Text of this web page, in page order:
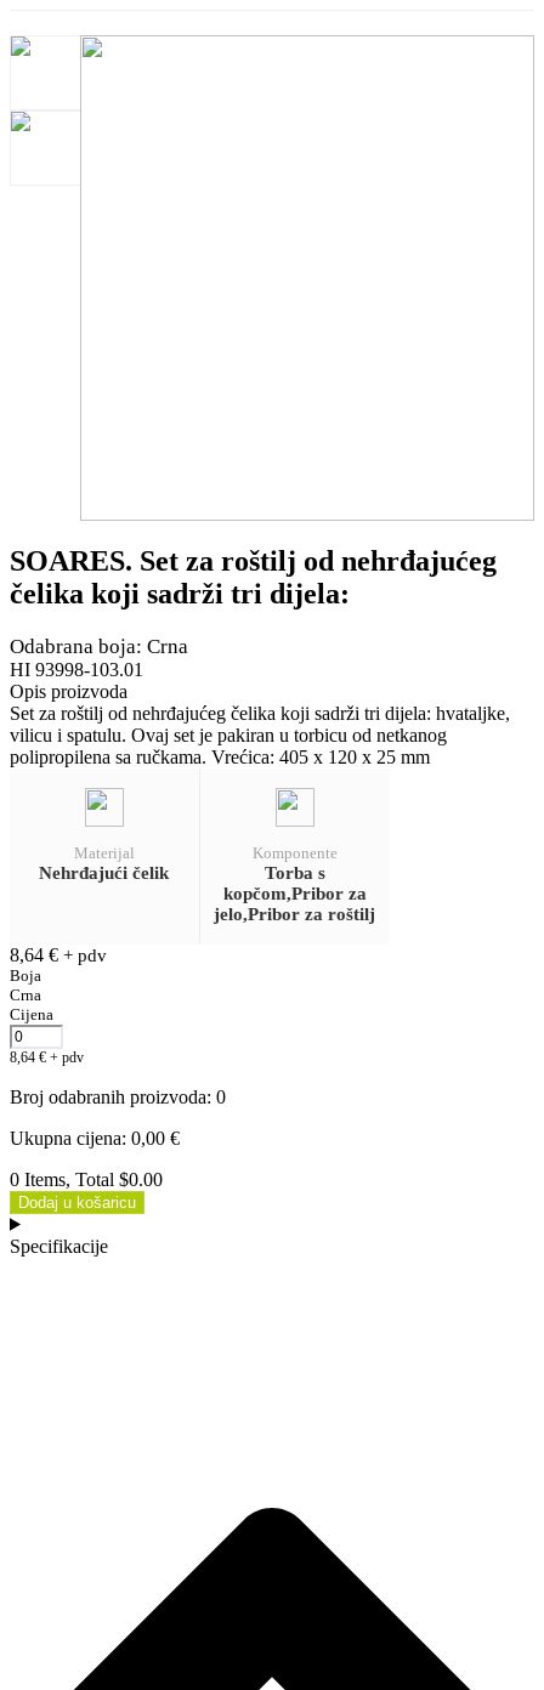
SOARES. Set za roštilj od nehrđajućeg
čelika koji sadrži tri dijela:
Odabrana boja: Crna
HI 93998-103.01
Opis proizvoda
Set za roštilj od nehrđajućeg čelika koji sadrži tri dijela: hvataljke,
vilicu i spatulu. Ovaj set je pakiran u torbicu od netkanog
polipropilena sa ručkama. Vrećica: 405 x 120 x 25 mm
Materijal
Nehrđajući čelik
Komponente
Torba s
kopčom,Pribor za
jelo,Pribor za roštilj
8,64 € + pdv
Boja
Crna
Cijena
8,64 € + pdv
Broj odabranih proizvoda: 0
Ukupna cijena: 0,00 €
0 Items, Total $0.00
Dodaj u košaricu
Specifikacije